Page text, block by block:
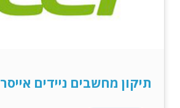
תיקון מחשבים ניידים אייסר ACER